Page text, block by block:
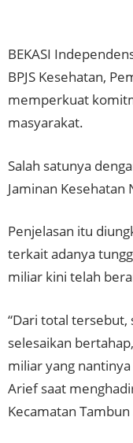
BEKASI
BPJS Kesehatan,
memperkuat
masyarakat.
Salah satunya
Jaminan Kesehatan
Penjelasan itu
terkait adanya
miliar kini telah
“Dari total tersebut,
selesaikan
miliar yang
Arief saat
Kecamatan